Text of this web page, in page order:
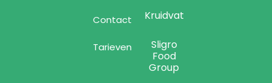
Contact
Tarieven
Kruidvat
Sligro
Food
Group